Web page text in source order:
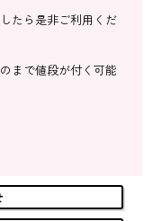
たら是非ご利用くだ
まで値段が付く可能